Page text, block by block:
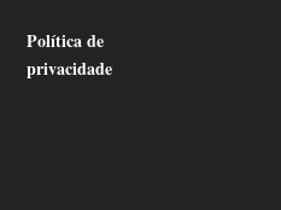
Política de
privacidade